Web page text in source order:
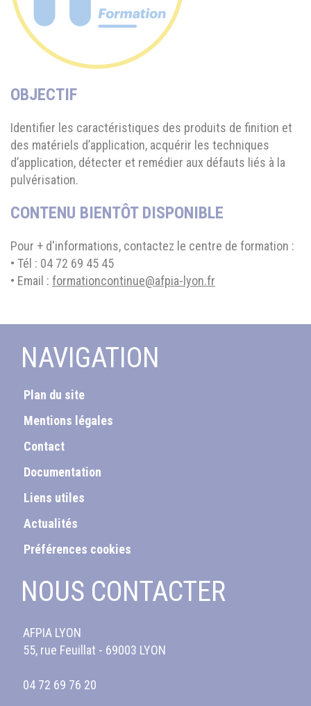
OBJECTIF
Identifier les caractéristiques des produits de finition et
des matériels d’application, acquérir les techniques
d’application, détecter et remédier aux défauts liés à la
pulvérisation.
CONTENU BIENTÔT DISPONIBLE
Pour + d'informations, contactez le centre de formation :
• Tél : 04 72 69 45 45
• Email : formationcontinue@afpia-lyon.fr
NAVIGATION
Plan du site
Mentions légales
Contact
Documentation
Liens utiles
Actualités
Préférences cookies
NOUS CONTACTER
AFPIA LYON
55, rue Feuillat - 69003 LYON
04 72 69 76 20